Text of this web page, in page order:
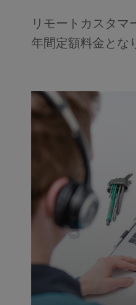
リモートカスタマ
年間定額料金とな